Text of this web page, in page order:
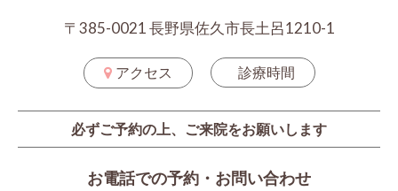
〒385-0021 長野県佐久市長土呂1210-1
アクセス 診療時間
必ずご予約の上、ご来院をお願いします
お電話での予約・お問い合わせ